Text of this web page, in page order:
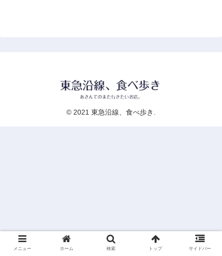
© 2021 東急沿線、食べ歩き.
メニュー ホーム 検索 トップ サイドバー